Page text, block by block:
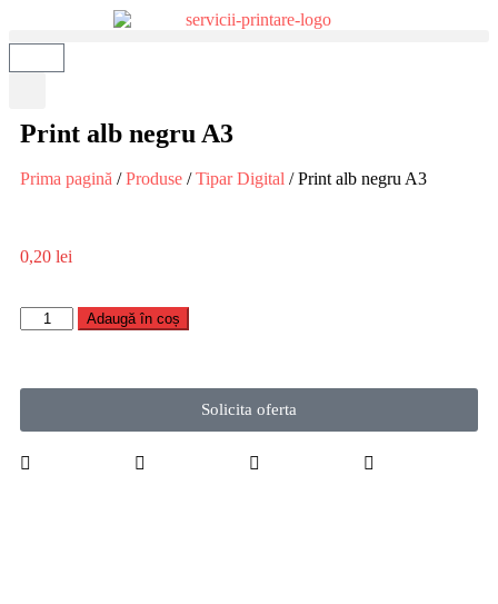
Print alb negru A3
Prima pagină /Produse /Tipar Digital / Print alb negru A3
0,20 lei
Adaugă în coș
Solicita oferta